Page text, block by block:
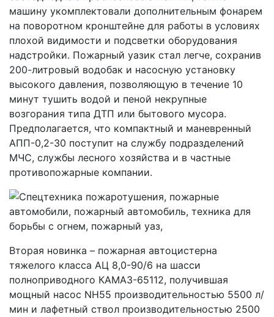
машину укомплектовали дополнительным фонарем
на поворотном кронштейне для работы в условиях
плохой видимости и подсветки оборудования
надстройки. Пожарный уазик стал легче, сохранив
200-литровый водобак и насосную установку
высокого давления, позволяющую в течение 10
минут тушить водой и пеной некрупные
возгорания типа ДТП или бытового мусора.
Предполагается, что компактный и маневренный
АПП-0,2-30 поступит на службу подразделений
МЧС, службы лесного хозяйства и в частные
противопожарные компании.
Вторая новинка – пожарная автоцистерна
тяжелого класса АЦ 8,0-90/6 на шасси
полноприводного КАМАЗ-65112, получившая
мощный насос NH55 производительностью 5500 л/
мин и лафетный ствол производительностью 2500